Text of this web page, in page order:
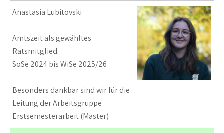
Anastasia Lubitovski
Amtszeit als gewähltes
Ratsmitglied:
SoSe 2024 bis WiSe 2025/26
Besonders dankbar sind wir für die
Leitung der Arbeitsgruppe
Erstsemesterarbeit (Master)